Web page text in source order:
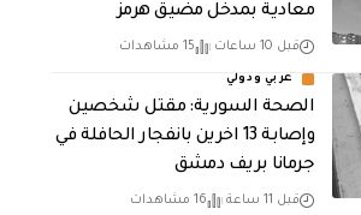
معادية بمدخل مضيق هرمز
قبل 10 ساعات 15 مشاهدات
عربي ودولي
الصحة السورية: مقتل شخصين
وإصابة 13 اخرين بانفجار الحافلة في
جرمانا بريف دمشق
قبل 11 ساعة 16 مشاهدات